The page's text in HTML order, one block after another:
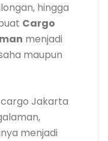
hingga
Cargo
menjadi
maupun
Jakarta
menjadi